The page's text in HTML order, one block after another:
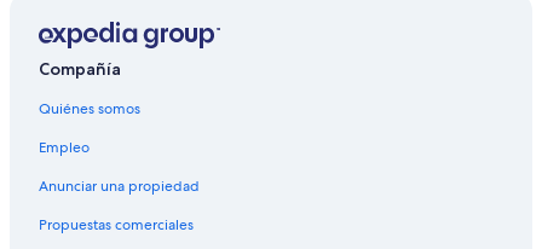
Compañía
Quiénes somos
Empleo
Anunciar una propiedad
Propuestas comerciales